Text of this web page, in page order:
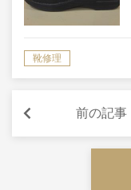
靴修理
前の記事